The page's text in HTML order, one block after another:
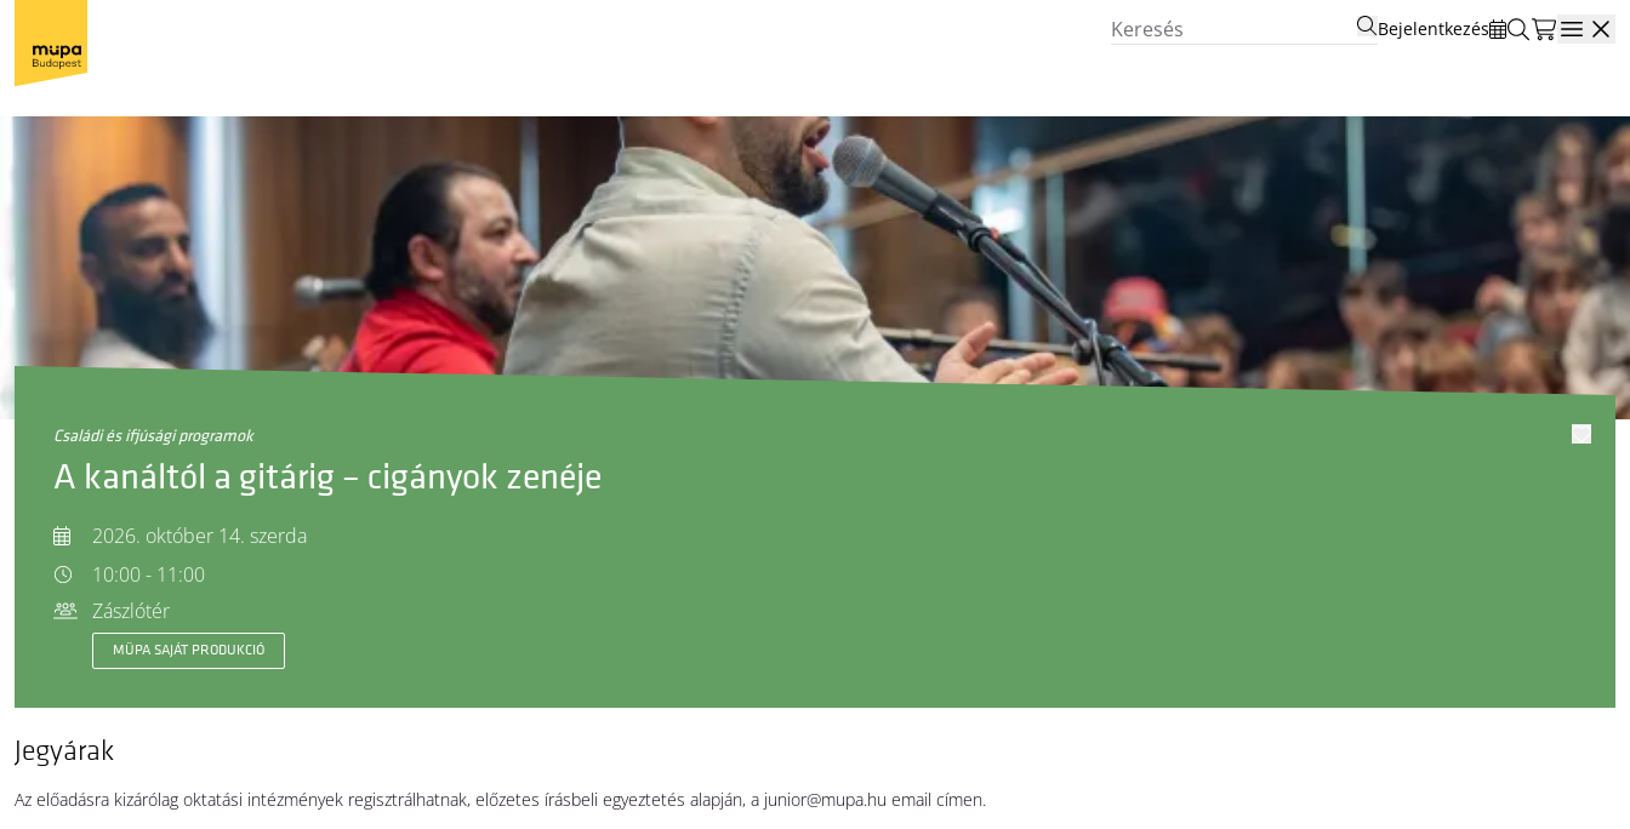
Bejelentkezés
családi és ifjúsági programok
A kanáltól a gitárig – cigányok zenéje
2026. október 14. szerda
10:00 - 11:00
Zászlótér
MÜPA SAJÁT PRODUKCIÓ
Jegyárak
Az előadásra kizárólag oktatási intézmények regisztrálhatnak, előzetes írásbeli egyeztetés alapján, a junior@mupa.hu email címen.